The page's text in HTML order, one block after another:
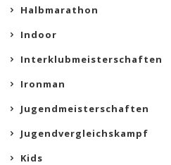
Halbmarathon
Indoor
Interklubmeisterschaften
Ironman
Jugendmeisterschaften
Jugendvergleichskampf
Kids